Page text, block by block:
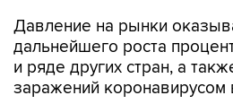
Давление на рынки
дальнейшего роста
и ряде других стран, а
заражений коронавирусом